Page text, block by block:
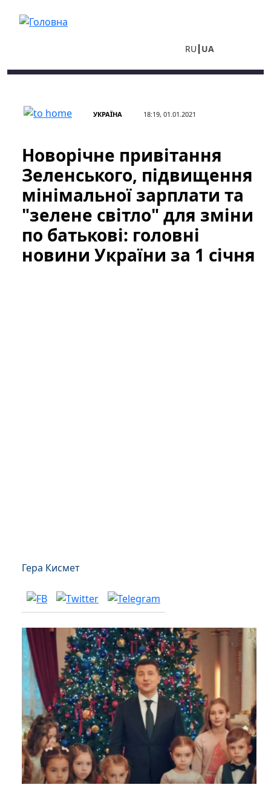
RU UA
УКРАЇНА 18:19, 01.01.2021
Новорічне привітання
Зеленського, підвищення
мінімальної зарплати та
"зелене світло" для зміни
по батькові: головні
новини України за 1 січня
Гера Кисмет